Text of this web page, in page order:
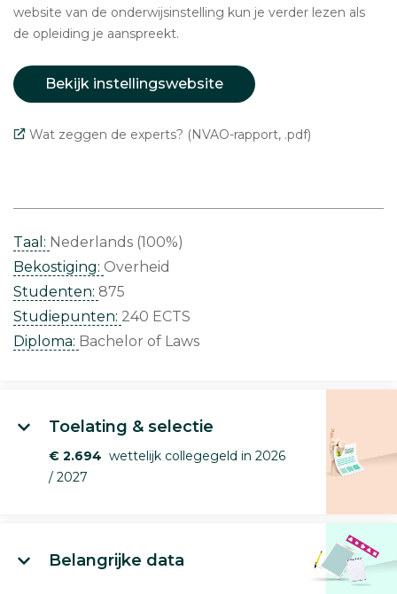
website van de onderwijsinstelling kun je verder lezen als
de opleiding je aanspreekt.
Bekijk instellingswebsite
Wat zeggen de experts? (NVAO-rapport, .pdf)
Taal: Nederlands (100%)
Bekostiging: Overheid
Studenten: 875
Studiepunten: 240 ECTS
Diploma: Bachelor of Laws
Toelating & selectie
€ 2.694 wettelijk collegegeld in 2026
/ 2027
Belangrijke data